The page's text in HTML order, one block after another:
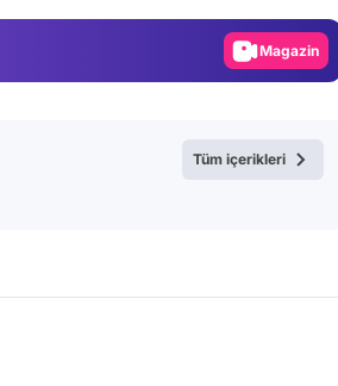
Magazin
Tüm içerikleri